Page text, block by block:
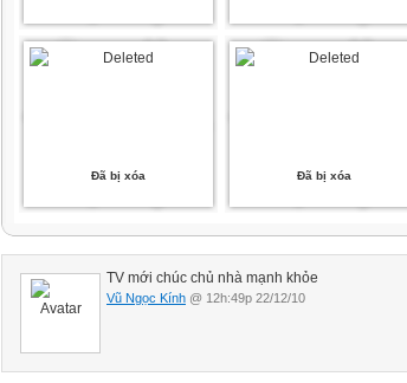
Đã bị xóa Đã bị xóa
TV mới chúc chủ nhà mạnh khỏe
Vũ Ngọc Kính @ 12h:49p 22/12/10